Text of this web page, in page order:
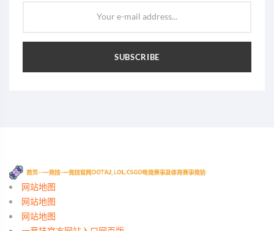
Your e-mail address...
SUBSCRIBE
网站地图
网站地图
网站地图